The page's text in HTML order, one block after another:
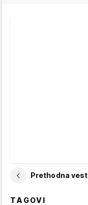
Prethodna vest
TAGOVI